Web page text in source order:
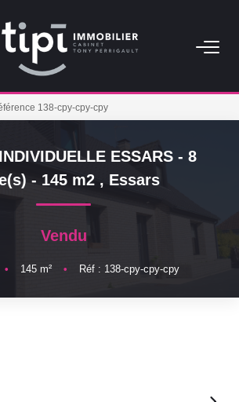
ACHETER
Nos Biens Locations
Nos Biens Loués
VENDRE
138-cpy-cpy-cpy
ESSARS - 8
- 145 m2 , Essars
Vendu
• 145m² • Réf : 138-cpy-cpy-cpy